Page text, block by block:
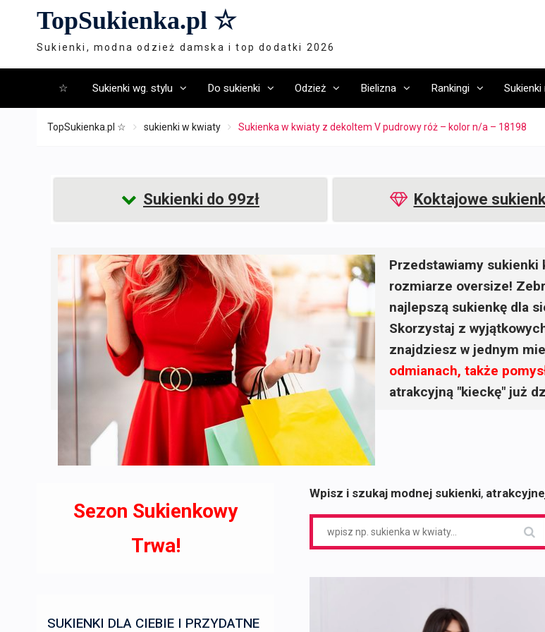
TopSukienka.pl ☆
Sukienki, modna odzież damska i top dodatki 2026
☆ Sukienki wg. stylu Do sukienki Odzież Bielizna Rankingi
TopSukienka.pl ☆ sukienki w kwiaty Sukienka w kwiaty z dekoltem V pudrowy róż – kolor n/a – 18198
Sukienki do 99zł Koktajowe
Przedstawiamy sukienki
rozmiarze oversize!
najlepszą sukienkę dla
Skorzystaj z
znajdziesz w jednym
odmianach, także
atrakcyjną "kieckę" już
Wpisz i szukaj modnej sukienki,
Sezon Sukienkowy
Trwa!
SUKIENKI DLA CIEBIE I PRZYDATNE